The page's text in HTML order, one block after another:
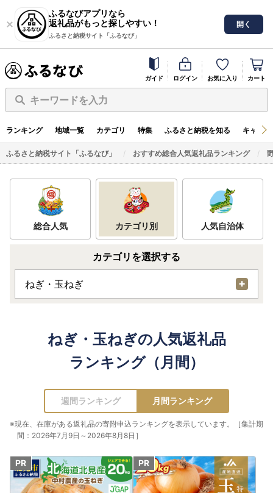
ふるなびアプリなら
返礼品がもっと探しやすい！
ふるさと納税サイト「ふるなび」
開く
ガイド ログイン お気に入り カート
キーワードを入力
ランキング 地域一覧 カテゴリ 特集 ふるさと納税を知る キャン
ふるさと納税サイト「ふるなび」 おすすめ総合人気返礼品ランキング
総合人気 カテゴリ別 人気自治体
カテゴリを選択する
ねぎ・玉ねぎ
ねぎ・玉ねぎの人気返礼品
ランキング（月間）
週間ランキング 月間ランキング
※現在、在庫がある返礼品の寄附申込ランキングを表示しています。［集計期
間：2026年7月9日～2026年8月8日］